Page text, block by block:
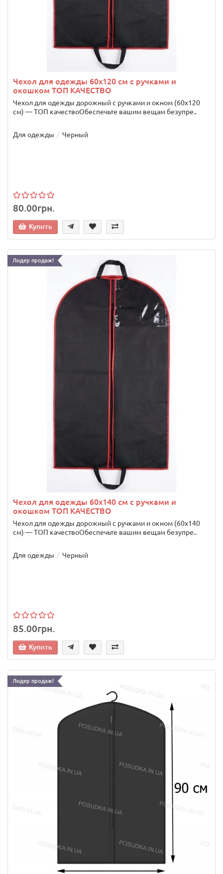
Чехол для одежды 60х120 см с ручками и
окошком ТОП КАЧЕСТВО
Чехол для одежды дорожный с ручками и окном (60х120
см) — ТОП качествоОбеспечьте вашим вещам безупре..
Для одежды Черный
80.00грн.
Купить
Лидер продаж!
Чехол для одежды 60х140 см с ручками и
окошком ТОП КАЧЕСТВО
Чехол для одежды дорожный с ручками и окном (60х140
см) — ТОП качествоОбеспечьте вашим вещам безупре..
Для одежды Черный
85.00грн.
Купить
Лидер продаж!